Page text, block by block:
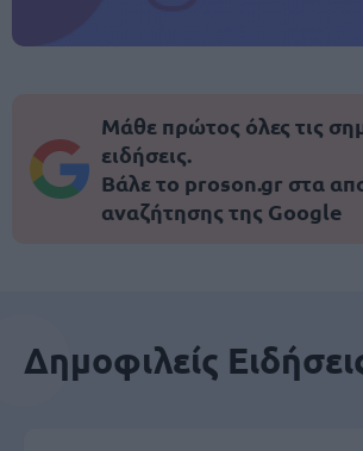
Μάθε πρώτος όλες τις
ειδήσεις.
Βάλε το proson.gr στα
αναζήτησης της Google
Δημοφιλείς